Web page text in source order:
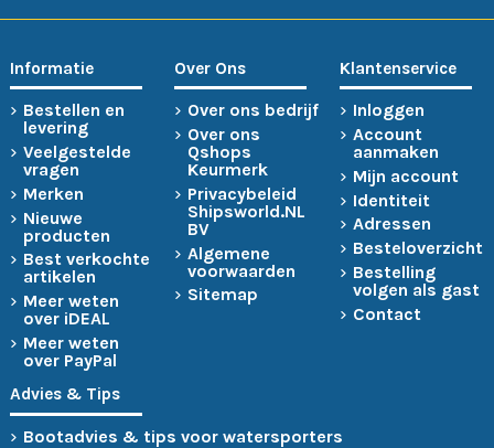
Informatie
Bestellen en
levering
Veelgestelde
vragen
Merken
Nieuwe
producten
Best verkochte
artikelen
Meer weten
over iDEAL
Meer weten
over PayPal
Over Ons
Over ons bedrijf
Over ons
Qshops
Keurmerk
Privacybeleid
Shipsworld.NL
BV
Algemene
voorwaarden
Sitemap
Klantenservice
Inloggen
Account
aanmaken
Mijn account
Identiteit
Adressen
Besteloverzicht
Bestelling
volgen als gast
Contact
Advies & Tips
Bootadvies & tips voor watersporters